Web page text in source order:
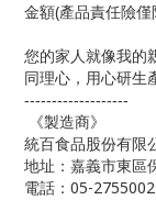
金額(產品責任險
您的家人就像我的
同理心，用心研生
-------------------
《製造商》
統百食品股份有限
地址：嘉義市東區
電話： 05-2755002